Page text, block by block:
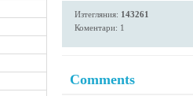
Изтегляния: 143261
Коментари: 1
Comments